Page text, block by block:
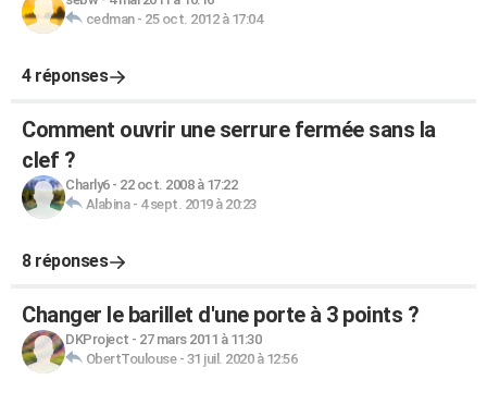
cedman- 25 oct. 2012 à 17:04
4 réponses
Comment ouvrir une serrure fermée sans la
clef ?
Charly6- 22 oct. 2008 à 17:22
Alabina- 4 sept. 2019 à 20:23
8 réponses
Changer le barillet d'une porte à 3 points ?
DKProject - 27 mars 2011 à 11:30
ObertToulouse- 31 juil. 2020 à 12:56